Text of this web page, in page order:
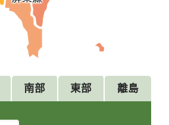
南部 東部 離島